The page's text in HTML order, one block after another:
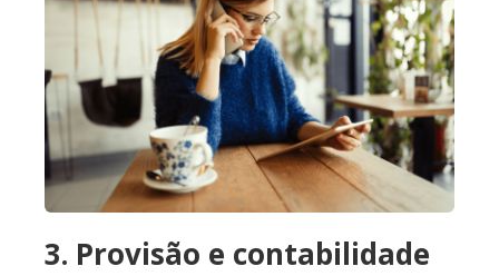
3. Provisão e contabilidade